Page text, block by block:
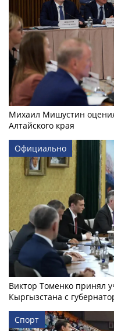
Михаил Мишустин
Алтайского края
Официально
Виктор Томенко принял
Кыргызстана с
Спорт